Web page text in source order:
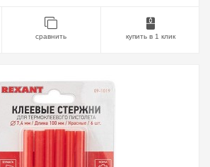
сравнить купить в 1 клик